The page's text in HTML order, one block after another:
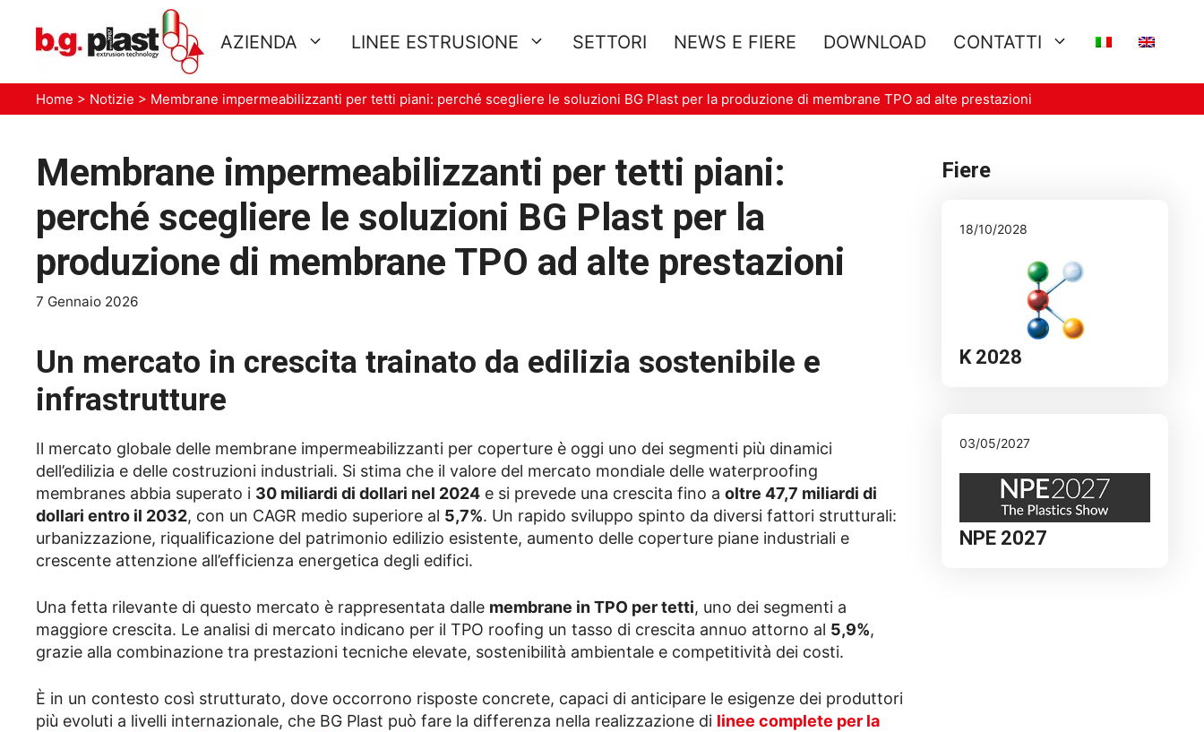
contenuto
AZIENDA LINEE ESTRUSIONE SETTORI NEWS E FIERE DOWNLOAD CONTATTI
Home > Notizie > Membrane impermeabilizzanti per tetti piani: perché scegliere le soluzioni BG Plast per la produzione di membrane TPO ad alte prestazioni
Membrane impermeabilizzanti per tetti piani:
perché scegliere le soluzioni BG Plast per la
produzione di membrane TPO ad alte prestazioni
7 Gennaio 2026
Un mercato in crescita trainato da edilizia sostenibile e
infrastrutture
Il mercato globale delle membrane impermeabilizzanti per coperture è oggi uno dei segmenti più dinamici
dell’edilizia e delle costruzioni industriali. Si stima che il valore del mercato mondiale delle waterproofing
membranes abbia superato i 30 miliardi di dollari nel 2024 e si prevede una crescita fino a oltre 47,7 miliardi di
dollari entro il 2032, con un CAGR medio superiore al 5,7%. Un rapido sviluppo spinto da diversi fattori strutturali:
urbanizzazione, riqualificazione del patrimonio edilizio esistente, aumento delle coperture piane industriali e
crescente attenzione all’efficienza energetica degli edifici.
Una fetta rilevante di questo mercato è rappresentata dalle membrane in TPO per tetti, uno dei segmenti a
maggiore crescita. Le analisi di mercato indicano per il TPO roofing un tasso di crescita annuo attorno al 5,9%,
grazie alla combinazione tra prestazioni tecniche elevate, sostenibilità ambientale e competitività dei costi.
È in un contesto così strutturato, dove occorrono risposte concrete, capaci di anticipare le esigenze dei produttori
più evoluti a livelli internazionale, che BG Plast può fare la differenza nella realizzazione di linee complete per la
Fiere
18/10/2028
K 2028
03/05/2027
NPE 2027